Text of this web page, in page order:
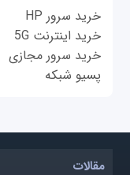
خرید سرور HP
خرید اینترنت 5G
خرید سرور مجازی
پسیو شبکه
مقالات